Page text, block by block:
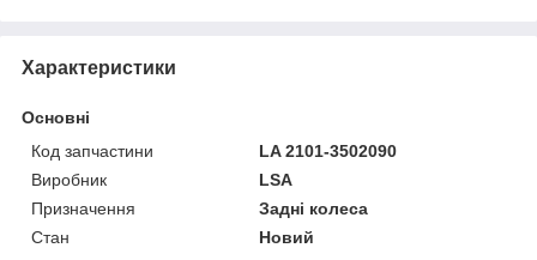
Характеристики
Основні
Код запчастини
LA 2101-3502090
Виробник
LSA
Призначення
Задні колеса
Стан
Новий